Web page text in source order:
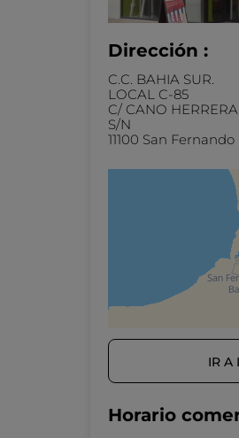
Dirección :
C.C. BAHIA SUR.
LOCAL C-85
C/ CANO
S/N
11100 San Fernando
IR A
Horario